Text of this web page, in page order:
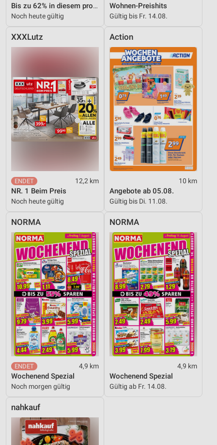
Bis zu 62% in diesem prospekt
Noch heute gültig
Wohnen-Preishits
Gültig bis Fr. 14.08.
XXXLutz
12,2 km
NR. 1 Beim Preis
Noch heute gültig
Action
10 km
Angebote ab 05.08.
Gültig bis Di. 11.08.
NORMA
4,9 km
Wochenend Spezial
Noch morgen gültig
NORMA
4,9 km
Wochenend Spezial
Gültig ab Fr. 14.08.
nahkauf